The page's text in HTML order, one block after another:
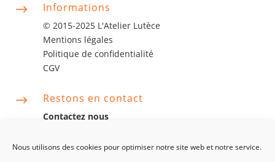
Nous utilisons des cookies pour optimiser notre site web et notre service.
$ Informations
© 2015-2025 L'Atelier Lutèce
Mentions légales
Politique de confidentialité
CGV
$ Restons en contact
Contactez nous
06 63 06 75 14